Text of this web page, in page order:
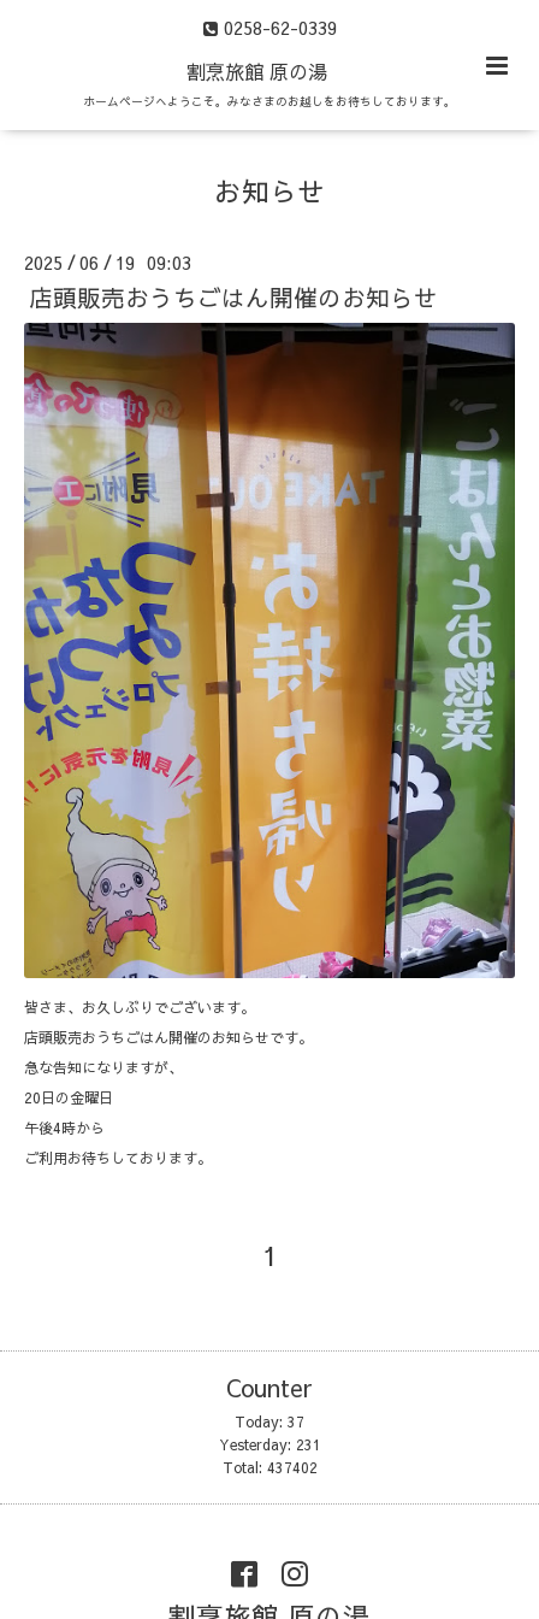
0258-62-0339
割烹旅館 原の湯
ホームページへようこそ。みなさまのお越しをお待ちしております。
お知らせ
2025 /06 / 19 09:03
店頭販売おうちごはん開催のお知らせ
皆さま、お久しぶりでございます。
店頭販売おうちごはん開催のお知らせです。
急な告知になりますが、
20日の金曜日
午後4時から
ご利用お待ちしております。
1
Counter
Today: 37
Yesterday: 231
Total: 437402